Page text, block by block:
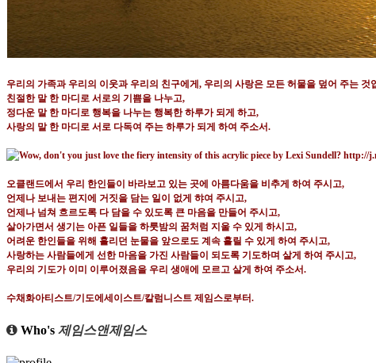
우리의 가족과 우리의 이웃과 우리의 친구에게 , 우리의 사랑은 모든 허물을 덮어 주는 것
친절한 말 한 마디로 서로의 기쁨을 나누고,
정다운 말 한 마디로 행복을 나누는 행복한 하루가 되게 하고,
사랑의 말 한 마디로 서로 다독여 주는 하루가 되게 하여 주소서.
오클랜드에서 우리 한인들이 바라보고 있는 곳에 아름다움을 비추게 하여 주시고,
언제나 보내는 편지에 거짓을 담는 일이 없게 햐여 주시고,
언제나 넘쳐 흐르도록 다 담을 수 있도록 큰 마음을 만들어 주시고,
살아가면서 생기는 아픈 일들을 하룻밤의 꿈처럼 지울 수 있게 하시고,
어려운 한인들을 위해 흘리던 눈물을 앞으로도 계속 흘릴 수 있게 하여 주시고,
사랑하는 사람들에게 선한 마음을 가진 사람들이 되도록 기도하며 살게 하여 주시고,
우리의 기도가 이미 이루어졌음을 우리 생애에 모르고 살게 하여 주소서.
수채화아티스트/기도에세이스트/칼럼니스트 제임스로부터.
Who's 제임스앤제임스